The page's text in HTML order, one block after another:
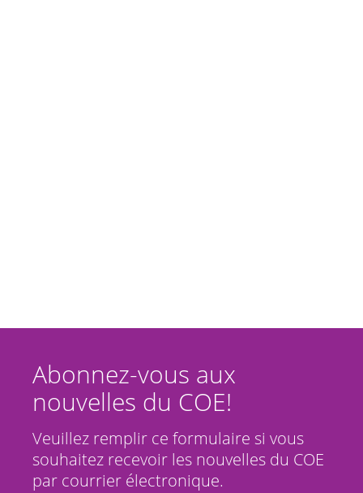
Abonnez-vous aux
nouvelles du COE!
Veuillez remplir ce formulaire si vous
souhaitez recevoir les nouvelles du COE
par courrier électronique.